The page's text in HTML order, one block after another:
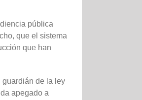
pública
que el sistema
que han
guardián de la ley
apegado a